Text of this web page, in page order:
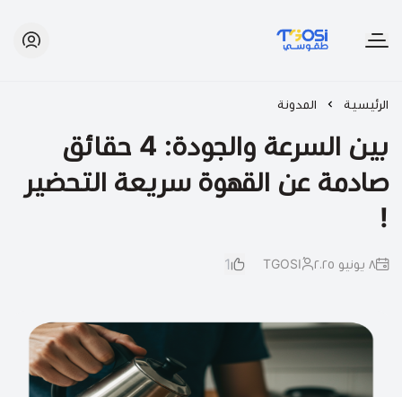
طقوسي | TGOSI
الرئيسية المدونة
بين السرعة والجودة: 4 حقائق
صادمة عن القهوة سريعة التحضير
!
٨ يونيو ٢٠٢٥ 1